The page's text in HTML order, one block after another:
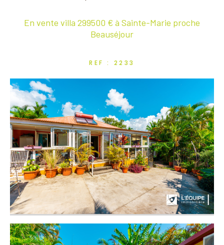
En vente villa 299500 € à Sainte-Marie proche
Beauséjour
REF : 2233